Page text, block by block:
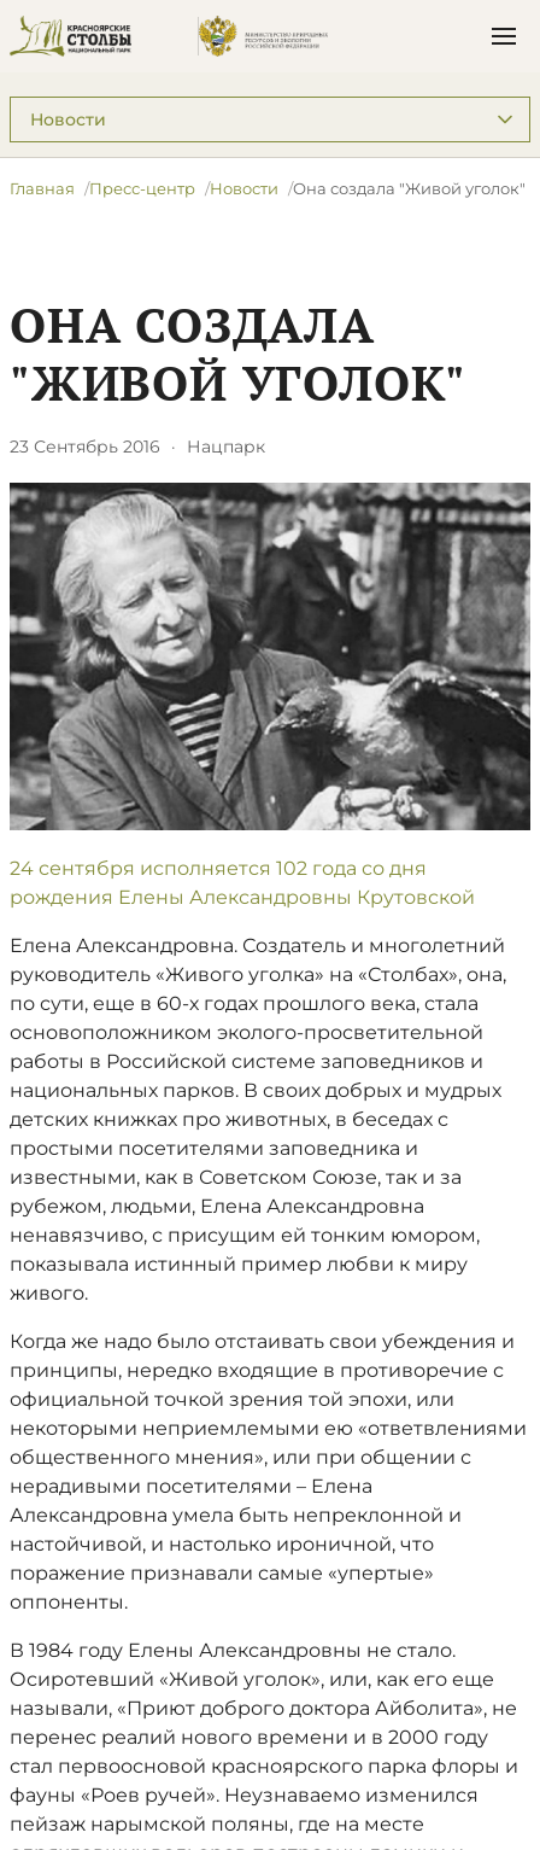
Подразделы: Пресс-центр
Главная Пресс-центр Новости Она создала "Живой уголок"
ОНА СОЗДАЛА
"ЖИВОЙ УГОЛОК"
23 Сентябрь 2016 · Нацпарк
24 сентября исполняется 102 года со дня
рождения Елены Александровны Крутовской
Елена Александровна. Создатель и многолетний
руководитель «Живого уголка» на «Столбах», она,
по сути, еще в 60-х годах прошлого века, стала
основоположником эколого-просветительной
работы в Российской системе заповедников и
национальных парков. В своих добрых и мудрых
детских книжках про животных, в беседах с
простыми посетителями заповедника и
известными, как в Советском Союзе, так и за
рубежом, людьми, Елена Александровна
ненавязчиво, с присущим ей тонким юмором,
показывала истинный пример любви к миру
живого.
Когда же надо было отстаивать свои убеждения и
принципы, нередко входящие в противоречие с
официальной точкой зрения той эпохи, или
некоторыми неприемлемыми ею «ответвлениями
общественного мнения», или при общении с
нерадивыми посетителями – Елена
Александровна умела быть непреклонной и
настойчивой, и настолько ироничной, что
поражение признавали самые «упертые»
оппоненты.
В 1984 году Елены Александровны не стало.
Осиротевший «Живой уголок», или, как его еще
называли, «Приют доброго доктора Айболита», не
перенес реалий нового времени и в 2000 году
стал первоосновой красноярского парка флоры и
фауны «Роев ручей». Неузнаваемо изменился
пейзаж нарымской поляны, где на месте